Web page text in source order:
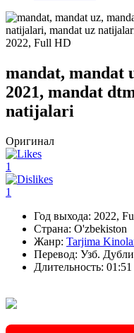
2022, Full HD
mandat, mandat
2021, mandat
natijalari
Оригинал
1
1
Год выхода: 2022,
Страна: O'zbekiston
Жанр: Tarjima
Перевод: Узб.
Длительность: 01:51